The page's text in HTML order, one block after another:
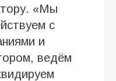
«Мы
с
и
ведём